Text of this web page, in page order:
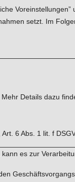
setzt. Im
Details dazu
6 Abs. 1 lit. f
es zur